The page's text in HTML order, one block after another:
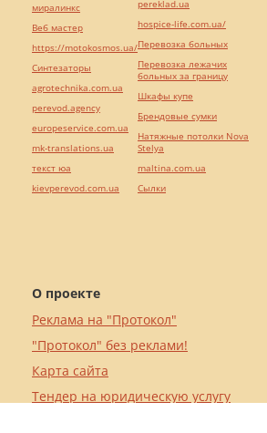
О проекте
Реклама на "Протокол"
"Протокол" без реклами!
Карта сайта
Тендер на юридическую услугу
миралинкс
Веб мастер
https://motokosmos.ua/
Синтезаторы
agrotechnika.com.ua
perevod.agency
europeservice.com.ua
mk-translations.ua
текст юа
kievperevod.com.ua
pereklad.ua
hospice-life.com.ua/
Перевозка больных
Перевозка лежачих
больных за границу
Шкафы купе
Брендовые сумки
Натяжные потолки Nova
Stelya
maltina.com.ua
Cылки